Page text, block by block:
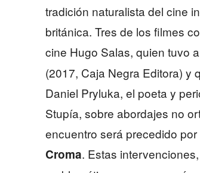
tradición naturalista del cine
británica. Tres de los filmes
cine Hugo Salas, quien tuvo
(2017, Caja Negra Editora) y
Daniel Pryluka, el poeta y
Stupía, sobre abordajes no
encuentro será precedido
Croma. Estas